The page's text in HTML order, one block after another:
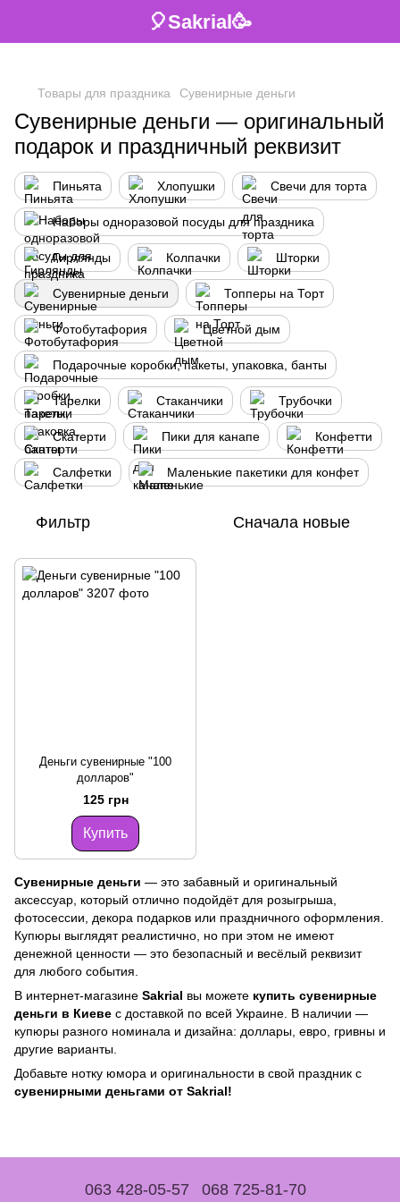
🎈Sakrial🥳
Товары для праздника Сувенирные деньги
Сувенирные деньги — оригинальный
подарок и праздничный реквизит
Пиньята Хлопушки Свечи для торта
Наборы одноразовой посуды для праздника
Гирлянды Колпачки Шторки
Сувенирные деньги Топперы на Торт
Фотобутафория Цветной дым
Подарочные коробки, пакеты, упаковка, банты
Тарелки Стаканчики Трубочки
Скатерти Пики для канапе Конфетти
Салфетки Маленькие пакетики для конфет
Фильтр Сначала новые
Деньги сувенирные "100
долларов"
125 грн
Купить
Сувенирные деньги — это забавный и оригинальный
аксессуар, который отлично подойдёт для розыгрыша,
фотосессии, декора подарков или праздничного оформления.
Купюры выглядят реалистично, но при этом не имеют
денежной ценности — это безопасный и весёлый реквизит
для любого события.
В интернет-магазине Sakrial вы можете купить сувенирные
деньги в Киеве с доставкой по всей Украине. В наличии —
купюры разного номинала и дизайна: доллары, евро, гривны и
другие варианты.
Добавьте нотку юмора и оригинальности в свой праздник с
сувенирными деньгами от Sakrial!
063 428-05-57 068 725-81-70